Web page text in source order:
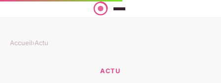
Accueil›Actu
ACTU